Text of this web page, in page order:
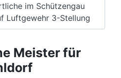
im Schützengau
Luftgewehr 3-Stellung
Meister für